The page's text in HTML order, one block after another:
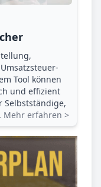
Tool können
und effizient
Selbstständige,
Mehr erfahren >